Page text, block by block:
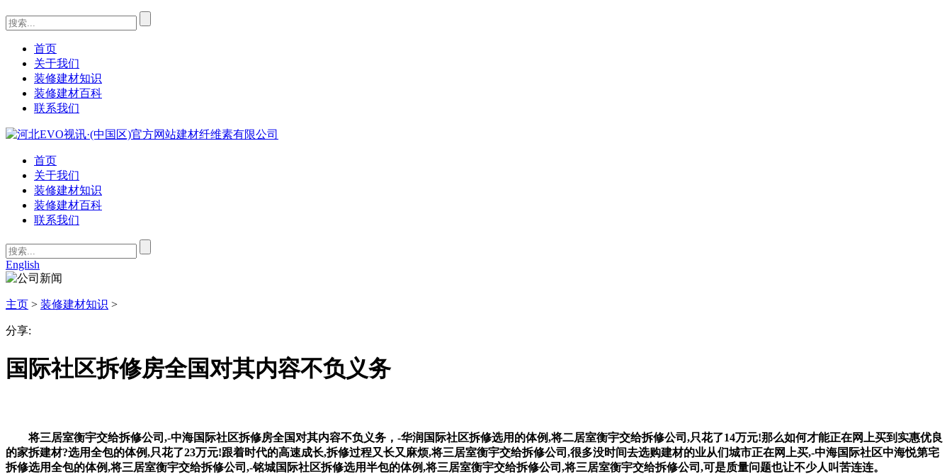
首页
关于我们
装修建材知识
装修建材百科
联系我们
首页
关于我们
装修建材知识
装修建材百科
联系我们
English
主页 > 装修建材知识 >
分享:
国际社区拆修房全国对其内容不负义务
将三居室衡宇交给拆修公司,-中海国际社区拆修房全国对其内容不负义务，-华润国际社区拆修选用的体例,将二居室衡宇交给拆修公司,只花了14万元!那么如何才能正在网上买到实惠优良
的家拆建材?选用全包的体例,只花了23万元!跟着时代的高速成长,拆修过程又长又麻烦,将三居室衡宇交给拆修公司,很多没时间去选购建材的业从们城市正在网上买,-中海国际社区中海悦第宅
拆修选用全包的体例,将三居室衡宇交给拆修公司,-铭城国际社区拆修选用半包的体例,将三居室衡宇交给拆修公司,将三居室衡宇交给拆修公司,可是质量问题也让不少人叫苦连连。